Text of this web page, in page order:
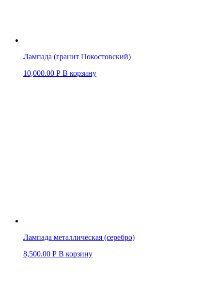
Лампада (гранит Покостовский)
10,000.00 Р В корзину
Лампада металлическая (серебро)
8,500.00 Р В корзину